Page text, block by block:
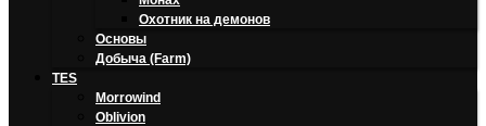
Охотник на демонов
Основы
Добыча (Farm)
TES
Morrowind
Oblivion